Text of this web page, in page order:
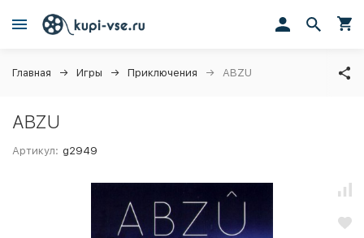
Главная Игры Приключения ABZU
ABZU
Артикул: g2949